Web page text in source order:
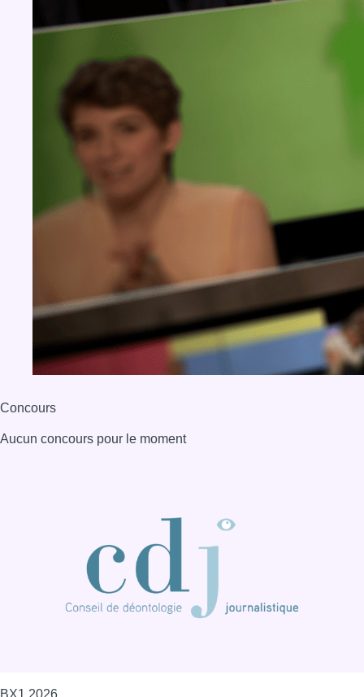
Concours
Aucun concours pour le moment
BX1 2026